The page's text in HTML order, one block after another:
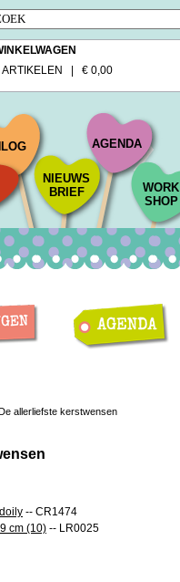
ARTIKELEN | € 0,00
NIEUWS
BRIEF
AGENDA
WORK
SHOP
allerliefste kerstwensen
-- CR1474
cm (10) -- LR0025